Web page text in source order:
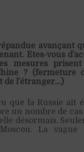
avançant
Êtes-vous
mesures
? (fermeture
de l’étranger…)
que la Russie ait
un nombre de
désormais.
La vague